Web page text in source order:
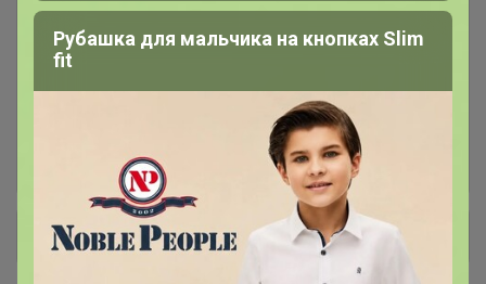
Лапша, макароны, фунчоза 16
кунжутное, фритюрное
Мука панировочная, сухари,
+ Ещё 28 каталогов
Рубашка для мальчика на кнопках Slim
fit